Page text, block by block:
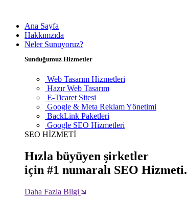
Ana Sayfa
Hakkımzıda
Neler Sunuyoruz?
Sunduğumuz Hizmetler
Web Tasarım Hizmetleri
Hazır Web Tasarım
E-Ticaret Sitesi
Google & Meta Reklam Yönetimi
BackLink Paketleri
Google SEO Hizmetleri
SEO HİZMETİ
Hızla büyüyen şirketler
için #1 numaralı SEO Hizmeti.
Daha Fazla Bilgi